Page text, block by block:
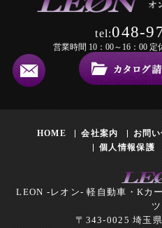
tel:048-
営業時間 10：00～16：00
HOME 会社案内 お問
個人情報保護
LEON -レオン- 軽自動車・Kカ
ツ
〒343-0025 埼玉